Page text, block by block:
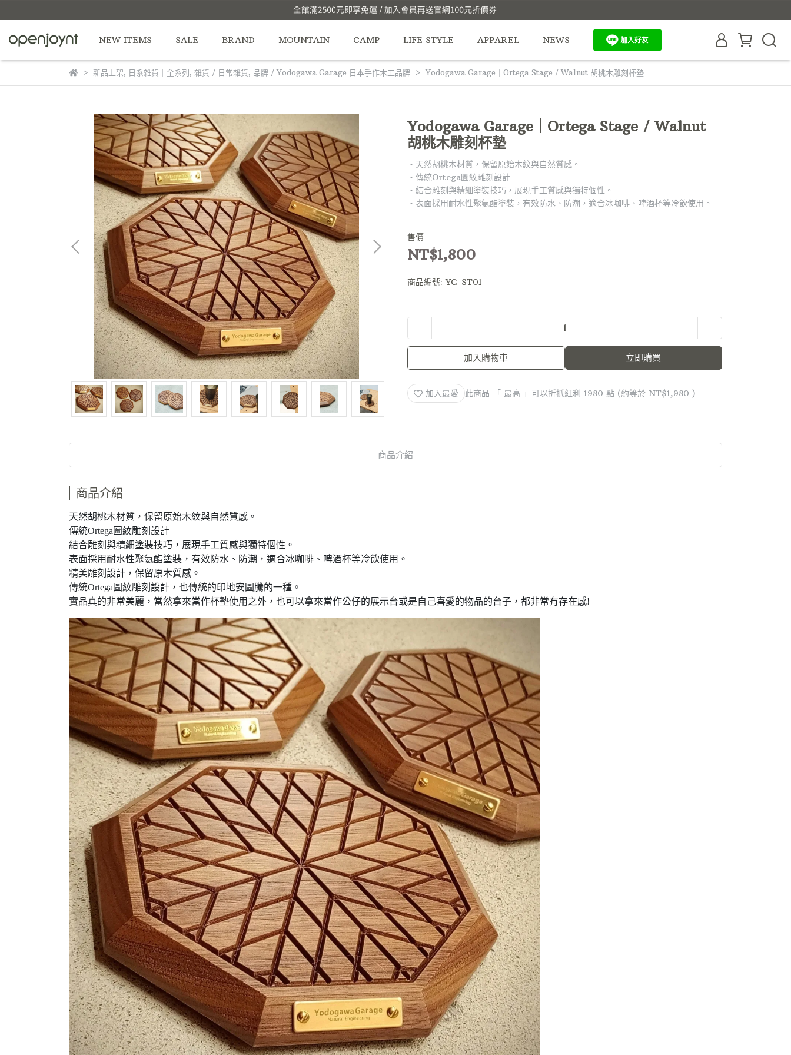
NEW ITEMS SALE BRAND MOUNTAIN CAMP LIFE STYLE APPAREL NEWS
新品上架, 日系雜貨｜全系列, 雜貨 / 日常雜貨, 品牌 / Yodogawa Garage 日本手作木工品牌 Yodogawa Garage｜Ortega Stage / Walnut 胡桃木雕刻杯墊
Yodogawa Garage｜Ortega Stage / Walnut
胡桃木雕刻杯墊
‧天然胡桃木材質，保留原始木紋與自然質感。
‧傳統Ortega圖紋雕刻設計
‧結合雕刻與精細塗裝技巧，展現手工質感與獨特個性。
‧表面採用耐水性聚氨酯塗裝，有效防水、防潮，適合冰咖啡、啤酒杯等冷飲使用。
售價
NT$1,800
商品編號:YG-ST01
加入購物車 立即購買
加入最愛 此商品 「 最高 」可以折抵紅利 1980 點 (約等於 NT$1,980 )
商品介紹
商品介紹
天然胡桃木材質，保留原始木紋與自然質感。
傳統Ortega圖紋雕刻設計
結合雕刻與精細塗裝技巧，展現手工質感與獨特個性。
表面採用耐水性聚氨酯塗裝，有效防水、防潮，適合冰咖啡、啤酒杯等冷飲使用。
精美雕刻設計，保留原木質感。
傳統Ortega圖紋雕刻設計，也傳統的印地安圖騰的一種。
實品真的非常美麗，當然拿來當作杯墊使用之外，也可以拿來當作公仔的展示台或是自己喜愛的物品的台子，都非常有存在感!